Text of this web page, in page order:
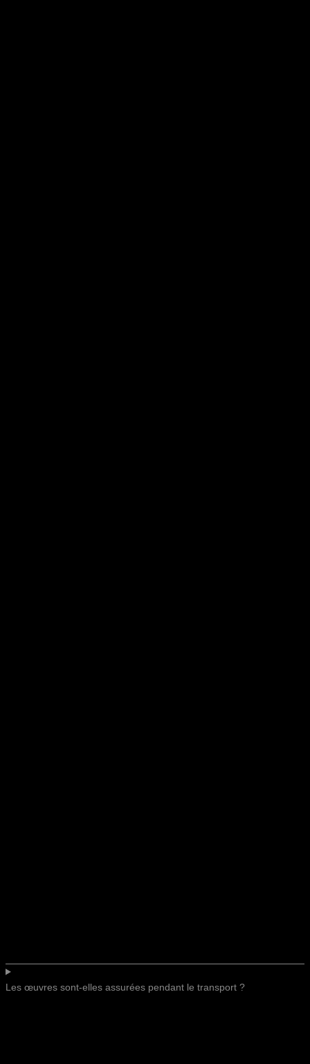
Les œuvres sont-elles assurées pendant le transport ?